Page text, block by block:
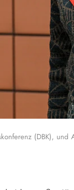
(DBK), und